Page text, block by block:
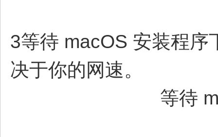
3等待 macOS 安装程序
决于你的网速。
等待